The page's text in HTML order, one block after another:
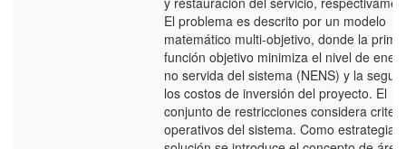
El problema es descrito por un modelo
matemático multi-objetivo, donde la
función objetivo minimiza el nivel de
no servida del sistema (NENS) y la
los costos de inversión del proyecto. El
conjunto de restricciones considera
operativos del sistema. Como estrategia